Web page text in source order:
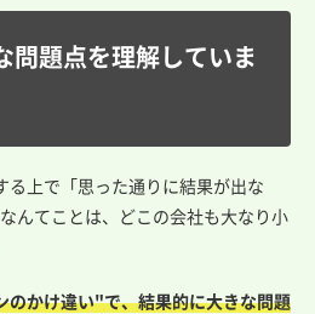
問題点を理解していま
上で「思った通りに結果が出な
んてことは、どこの会社も大なり小
のかけ違い"で、結果的に大きな問題